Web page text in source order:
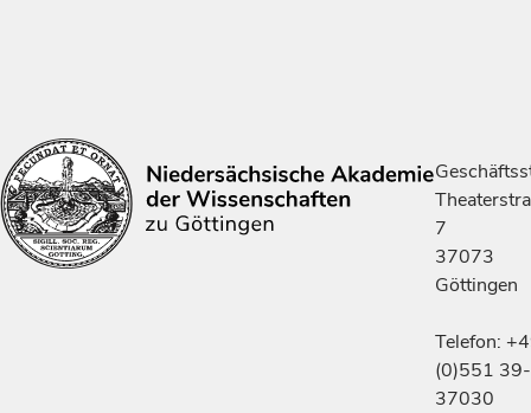
7
37073
Göttingen
Telefon:
(0)551 39-
37030